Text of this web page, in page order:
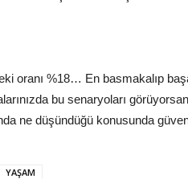
oranı %18… En basmakalıp
bu senaryoları
ne düşündüğü konusunda
YAŞAM